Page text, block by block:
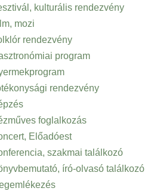
kulturális rendezvény
mozi
rendezvény
program
rendezvény
foglalkozás
Előadóest
szakmai találkozó
író-olvasó találkozó